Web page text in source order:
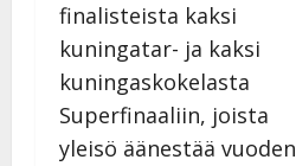
finalisteista kaksi
kuningatar- ja kaksi
kuningaskokelasta
Superfinaaliin, joista
yleisö äänestää vuoden